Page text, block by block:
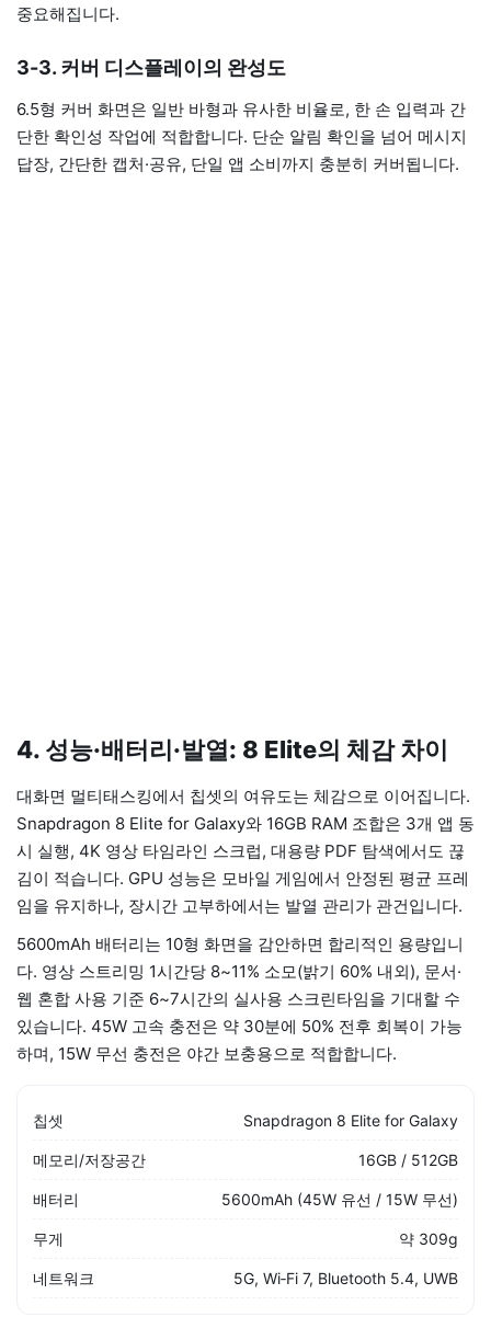
중요해집니다.
3-3. 커버 디스플레이의 완성도
6.5형 커버 화면은 일반 바형과 유사한 비율로, 한 손 입력과 간
단한 확인성 작업에 적합합니다. 단순 알림 확인을 넘어 메시지
답장, 간단한 캡처·공유, 단일 앱 소비까지 충분히 커버됩니다.
4. 성능·배터리·발열: 8 Elite의 체감 차이
대화면 멀티태스킹에서 칩셋의 여유도는 체감으로 이어집니다.
Snapdragon 8 Elite for Galaxy와 16GB RAM 조합은 3개 앱 동
시 실행, 4K 영상 타임라인 스크럽, 대용량 PDF 탐색에서도 끊
김이 적습니다. GPU 성능은 모바일 게임에서 안정된 평균 프레
임을 유지하나, 장시간 고부하에서는 발열 관리가 관건입니다.
5600mAh 배터리는 10형 화면을 감안하면 합리적인 용량입니
다. 영상 스트리밍 1시간당 8~11% 소모(밝기 60% 내외), 문서·
웹 혼합 사용 기준 6~7시간의 실사용 스크린타임을 기대할 수
있습니다. 45W 고속 충전은 약 30분에 50% 전후 회복이 가능
하며, 15W 무선 충전은 야간 보충용으로 적합합니다.
칩셋 Snapdragon 8 Elite for Galaxy
메모리/저장공간 16GB / 512GB
배터리 5600mAh (45W 유선 / 15W 무선)
무게 약 309g
네트워크 5G, Wi‑Fi 7, Bluetooth 5.4, UWB